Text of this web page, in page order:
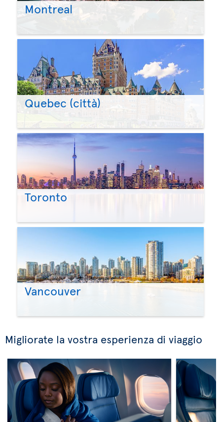
Montreal
Quebec (città)
Toronto
Vancouver
Migliorate la vostra esperienza di viaggio